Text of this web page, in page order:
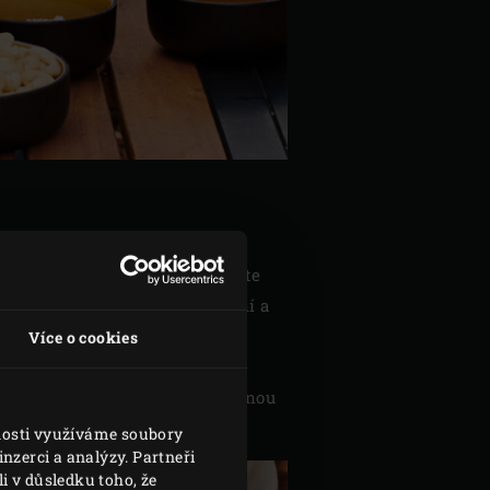
Více o cookies
využíváme soubory
a analýzy. Partneři
důsledku toho, že
základnu. Umístěte
na uzení a
Podle chuti je posypte jemnou